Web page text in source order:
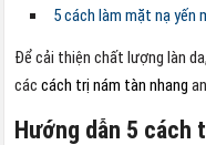
5 cách làm mặt nạ yến
Để cải thiện chất lượng làn
cáccách trị nám tàn nhang
Hướng dẫn 5 cách